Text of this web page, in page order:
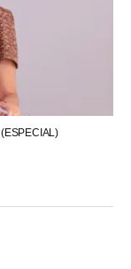
(ESPECIAL)